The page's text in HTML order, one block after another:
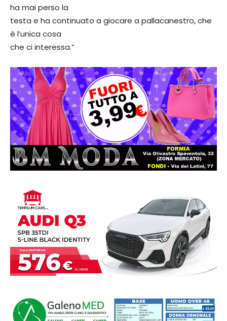
ha mai perso la
testa e ha continuato a giocare a pallacanestro, che
è l’unica cosa
che ci interessa.”